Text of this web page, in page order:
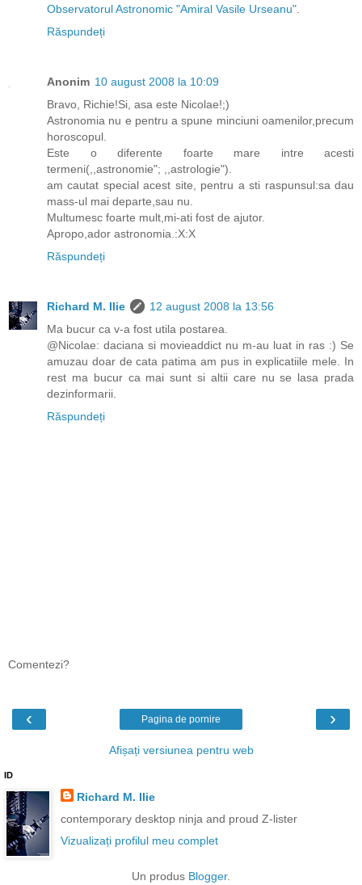
Observatorul Astronomic "Amiral Vasile Urseanu"
Răspundeți
Anonim 10 august 2008 la 10:09
Bravo, Richie!Si, asa este Nicolae!;)
Astronomia nu e pentru a spune minciuni oamenilor,precum
horoscopul.
Este o diferente foarte mare intre acesti
termeni(,,astronomie"; ,,astrologie").
am cautat special acest site, pentru a sti raspunsul:sa dau
mass-ul mai departe,sau nu.
Multumesc foarte mult,mi-ati fost de ajutor.
Apropo,ador astronomia.:X:X
Răspundeți
Richard M. Ilie
12 august 2008 la 13:56
Ma bucur ca v-a fost utila postarea.
@Nicolae: daciana si movieaddict nu m-au luat in ras :) Se
amuzau doar de cata patima am pus in explicatiile mele. In
rest ma bucur ca mai sunt si altii care nu se lasa prada
dezinformarii.
Răspundeți
Comentezi?
‹ ›
Pagina de pornire
Afișați versiunea pentru web
ID
Richard M. Ilie
contemporary desktop ninja and proud Z-lister
Vizualizați profilul meu complet
Un produs Blogger.